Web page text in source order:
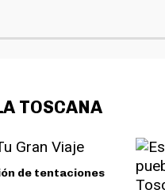
TOSCANA
de tentaciones